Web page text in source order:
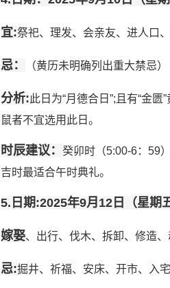
宜:祭祀、理发、会亲友、进人口、
忌： （黄历未明确列出重大禁忌）
分析:此日为“月德合日”;且有“金
鼠者不宜选用此日。
时辰建议： 癸卯时（5:00-6：59
吉时最适合午时典礼。
5.日期:2025年9月12日（星期
嫁娶、出行、伐木、拆卸、修造
忌:掘井、祈福、安床、开市、入